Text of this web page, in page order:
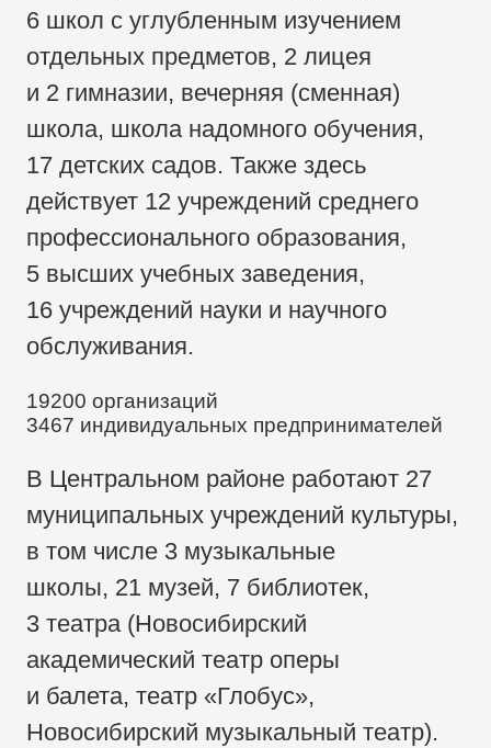
6 школ с углубленным изучением
отдельных предметов, 2 лицея
и 2 гимназии, вечерняя (сменная)
школа, школа надомного обучения,
17 детских садов. Также здесь
действует 12 учреждений среднего
профессионального образования,
5 высших учебных заведения,
16 учреждений науки и научного
обслуживания.
19200 организаций
3467 индивидуальных предпринимателей
В Центральном районе работают 27
муниципальных учреждений культуры,
в том числе 3 музыкальные
школы, 21 музей, 7 библиотек,
3 театра (Новосибирский
академический театр оперы
и балета, театр «Глобус»,
Новосибирский музыкальный театр).